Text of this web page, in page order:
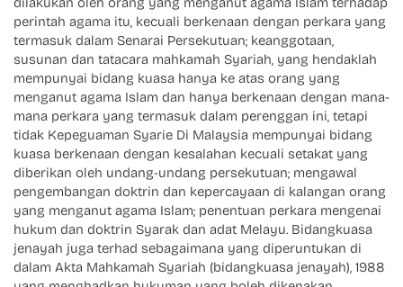
perintah agama itu, kecuali berkenaan dengan perkara yang
termasuk dalam Senarai Persekutuan; keanggotaan,
susunan dan tatacara mahkamah Syariah, yang hendaklah
mempunyai bidang kuasa hanya ke atas orang yang
menganut agama Islam dan hanya berkenaan dengan mana-
mana perkara yang termasuk dalam perenggan ini, tetapi
tidak Kepeguaman Syarie Di Malaysia mempunyai bidang
kuasa berkenaan dengan kesalahan kecuali setakat yang
diberikan oleh undang-undang persekutuan; mengawal
pengembangan doktrin dan kepercayaan di kalangan orang
yang menganut agama Islam; penentuan perkara mengenai
hukum dan doktrin Syarak dan adat Melayu. Bidangkuasa
jenayah juga terhad sebagaimana yang diperuntukan di
dalam Akta Mahkamah Syariah (bidangkuasa jenayah), 1988